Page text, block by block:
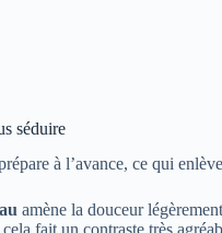
séduire
à l’avance, ce qui
amène la douceur